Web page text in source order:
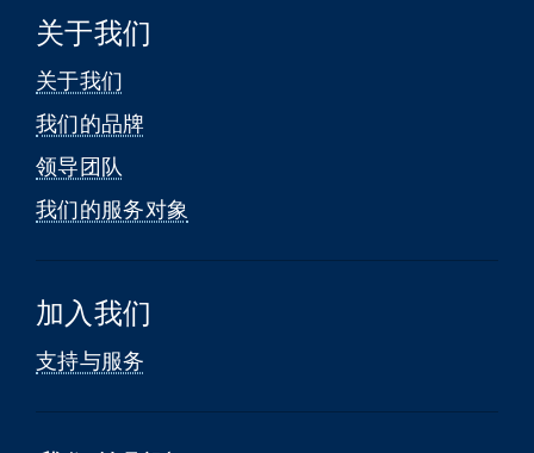
关于我们
关于我们
我们的品牌
领导团队
我们的服务对象
加入我们
支持与服务